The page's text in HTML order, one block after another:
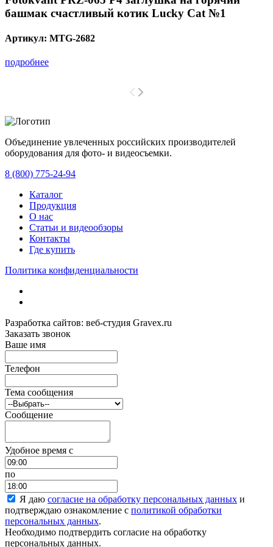
башмак счастливый котик Lucky Cat №1
Артикул: MTG-2682
подробнее
Объединение увлеченных российских производителей
оборудования для фото- и видеосъемки.
8 (800) 775-24-94
Каталог
Продукция
О нас
Статьи и видеообзоры
Контакты
Где купить
Политика конфиденциальности
Разработка сайтов: веб-студия Gravex.ru
Заказать звонок
Ваше имя
Телефон
Тема сообщения
Сообщение
Удобное время c
по
Я даю согласие на обработку персональных данных и
подтверждаю ознакомление с политикой обработки
персональных данных.
Необходимо подтвердить согласие на обработку
персональных данных.